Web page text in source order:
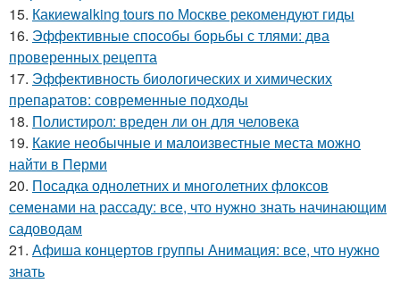
15. Какиеwalking tours по Москве рекомендуют гиды
16. Эффективные способы борьбы с тлями: два
проверенных рецепта
17. Эффективность биологических и химических
препаратов: современные подходы
18. Полистирол: вреден ли он для человека
19. Какие необычные и малоизвестные места можно
найти в Перми
20. Посадка однолетних и многолетних флоксов
семенами на рассаду: все, что нужно знать начинающим
садоводам
21. Афиша концертов группы Анимация: все, что нужно
знать